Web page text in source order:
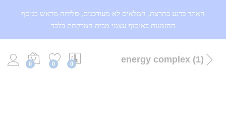
energy complex (1)
0
0
0
האתר כרגע בהרצה, המלאים לא מעודכנים, סליחה מראש בנוסף
ההזמנות באיסוף עצמי מבית המרקחת בלבד